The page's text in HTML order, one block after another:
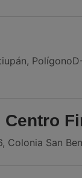
Centro
Colonia San